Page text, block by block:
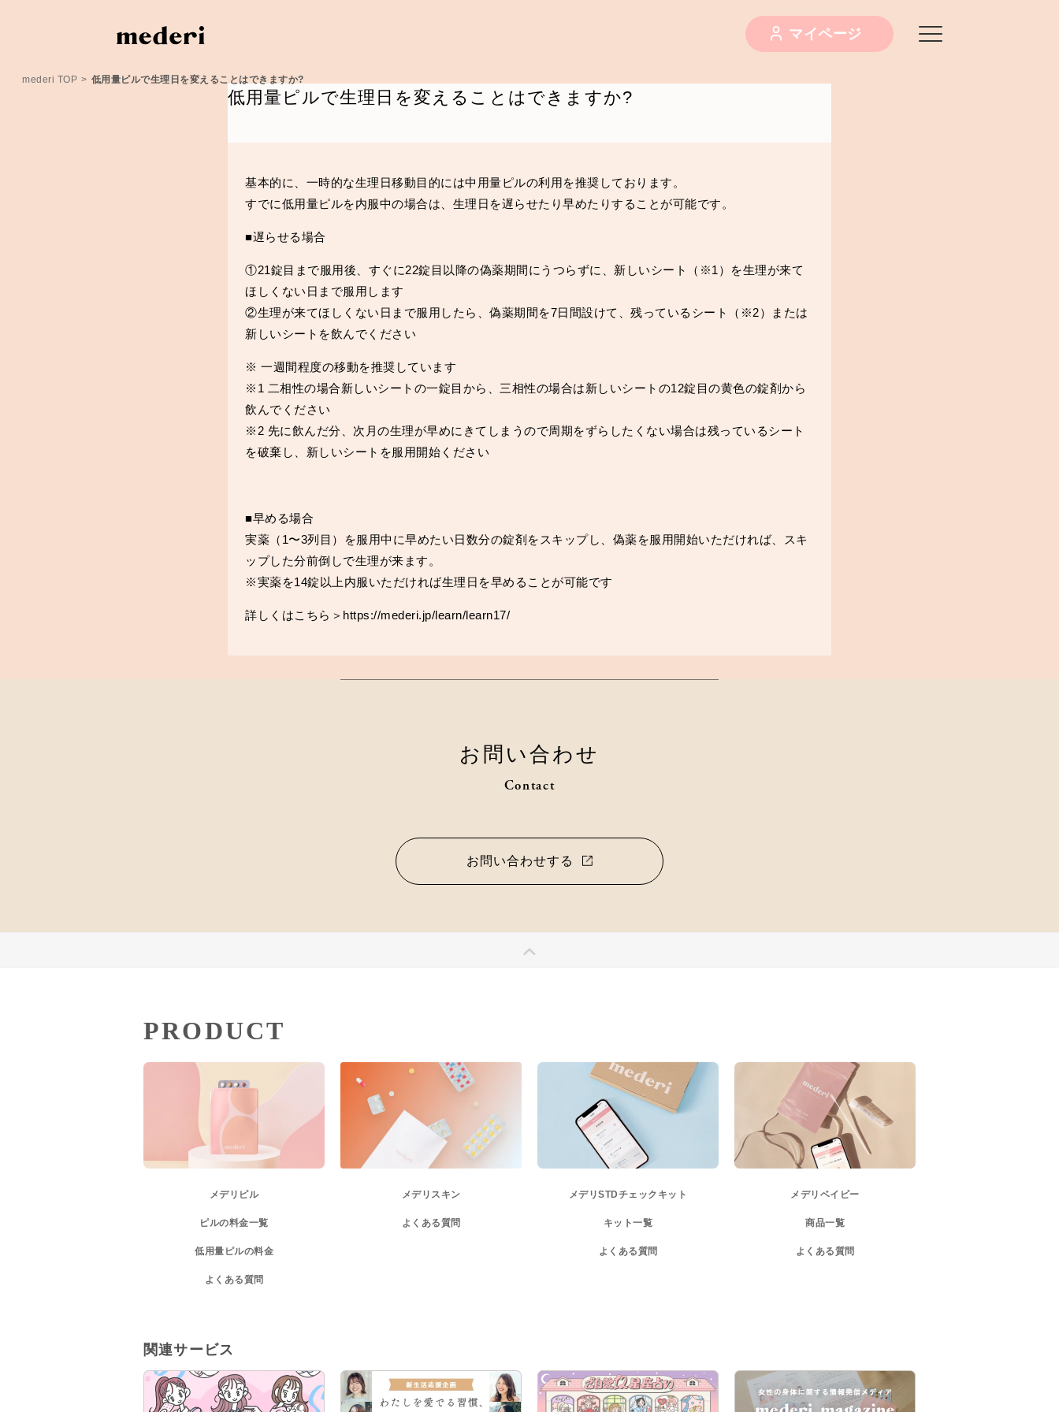
マイページ
mederi TOP > 低用量ピルで生理日を変えることはできますか?
低用量ピルで生理日を変えることはできますか?
基本的に、一時的な生理日移動目的には中用量ピルの利用を推奨しております。
すでに低用量ピルを内服中の場合は、生理日を遅らせたり早めたりすることが可能です。
■遅らせる場合
①21錠目まで服用後、すぐに22錠目以降の偽薬期間にうつらずに、新しいシート（※1）を生理が来て
ほしくない日まで服用します
②生理が来てほしくない日まで服用したら、偽薬期間を7日間設けて、残っているシート（※2）または
新しいシートを飲んでください
※ 一週間程度の移動を推奨しています
※1 二相性の場合新しいシートの一錠目から、三相性の場合は新しいシートの12錠目の黄色の錠剤から
飲んでください
※2 先に飲んだ分、次月の生理が早めにきてしまうので周期をずらしたくない場合は残っているシート
を破棄し、新しいシートを服用開始ください
■早める場合
実薬（1〜3列目）を服用中に早めたい日数分の錠剤をスキップし、偽薬を服用開始いただければ、スキ
ップした分前倒しで生理が来ます。
※実薬を14錠以上内服いただければ生理日を早めることが可能です
詳しくはこちら＞https://mederi.jp/learn/learn17/
お問い合わせ
Contact
お問い合わせする
PRODUCT
メデリピル
ピルの料金一覧
低用量ピルの料金
よくある質問
メデリスキン
よくある質問
メデリSTDチェックキット
キット一覧
よくある質問
メデリベイビー
商品一覧
よくある質問
関連サービス